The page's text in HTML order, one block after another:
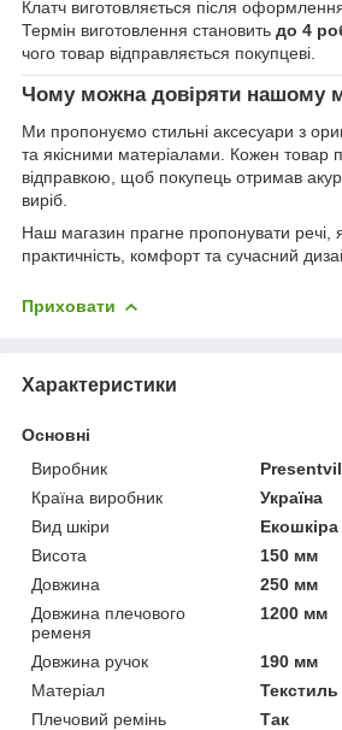
Клатч виготовляється після
Термін виготовлення становить до 4
чого товар відправляється покупцеві.
Чому можна довіряти нашому
Ми пропонуємо стильні аксесуари з
та якісними матеріалами. Кожен товар
відправкою, щоб покупець отримав
виріб.
Наш магазин прагне пропонувати речі,
практичність, комфорт та сучасний
Приховати
Характеристики
Основні
Виробник
Країна виробник
Україна
Вид шкіри
Екошкіра
Висота
150 мм
Довжина
250 мм
Довжина плечового
ременя
1200 мм
Довжина ручок
190 мм
Матеріал
Плечовий ремінь
Так